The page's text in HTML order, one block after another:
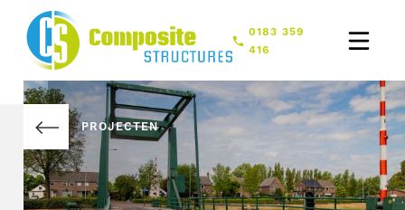
0183 359
416
PROJECTEN